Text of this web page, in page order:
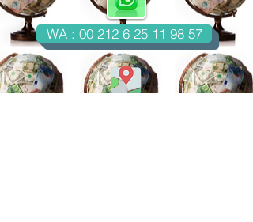
WA : 00 212 6 25 11 98 57